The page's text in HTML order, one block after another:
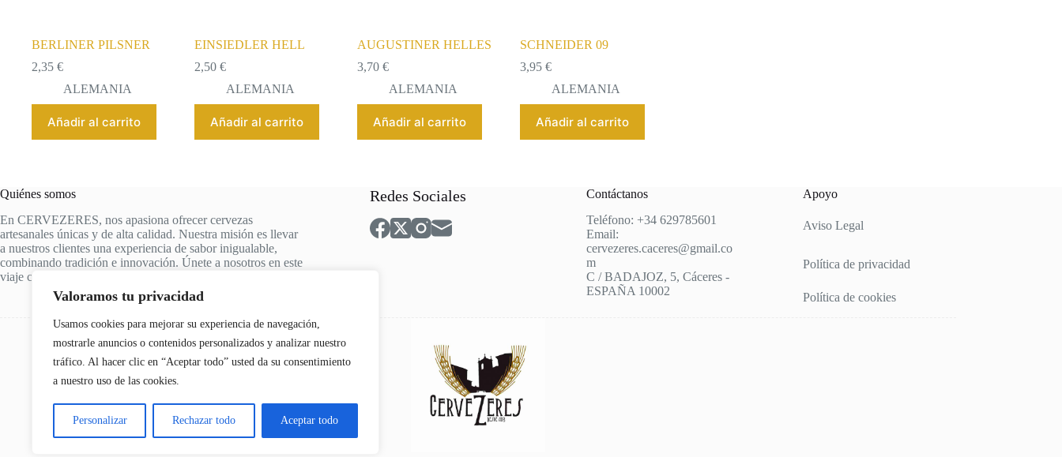
Valoramos tu privacidad
Usamos cookies para mejorar su experiencia de navegación,
mostrarle anuncios o contenidos personalizados y analizar nuestro
tráfico. Al hacer clic en “Aceptar todo” usted da su consentimiento
a nuestro uso de las cookies.
Personalizar Rechazar todo Aceptar todo
BERLINER PILSNER
2,35 €
ALEMANIA
Añadir al carrito
EINSIEDLER HELL
2,50€
ALEMANIA
Añadir al carrito
AUGUSTINER HELLES
3,70€
ALEMANIA
Añadir al carrito
SCHNEIDER 09
3,95€
ALEMANIA
Añadir al carrito
Quiénes somos
En CERVEZERES, nos apasiona ofrecer cervezas
artesanales únicas y de alta calidad. Nuestra misión es llevar
a nuestros clientes una experiencia de sabor inigualable,
combinando tradición e innovación. Únete a nosotros en este
viaje cervecero y descubre tus nuevas cervezas favoritas.
Redes Sociales
Contáctanos
Teléfono: +34 629785601
Email:
cervezeres.caceres@gmail.co
m
C / BADAJOZ, 5, Cáceres -
ESPAÑA 10002
Apoyo
Aviso Legal
Política de privacidad
Política de cookies